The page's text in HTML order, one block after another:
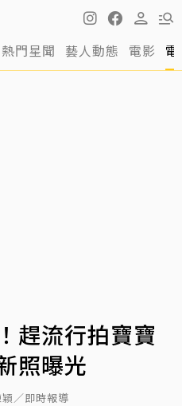
熱門星聞 藝人動態 電影
趕流行拍寶寶
照曝光
／即時報導